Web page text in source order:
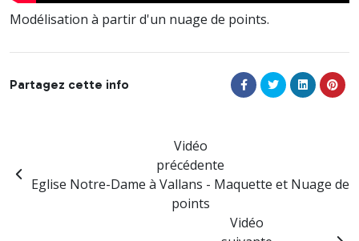
Modélisation à partir d'un nuage de points.
Partagez cette info
Vidéo
précédente
Eglise Notre-Dame à Vallans - Maquette et Nuage de
points
Vidéo